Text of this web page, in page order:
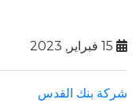
شركة بنك القدس